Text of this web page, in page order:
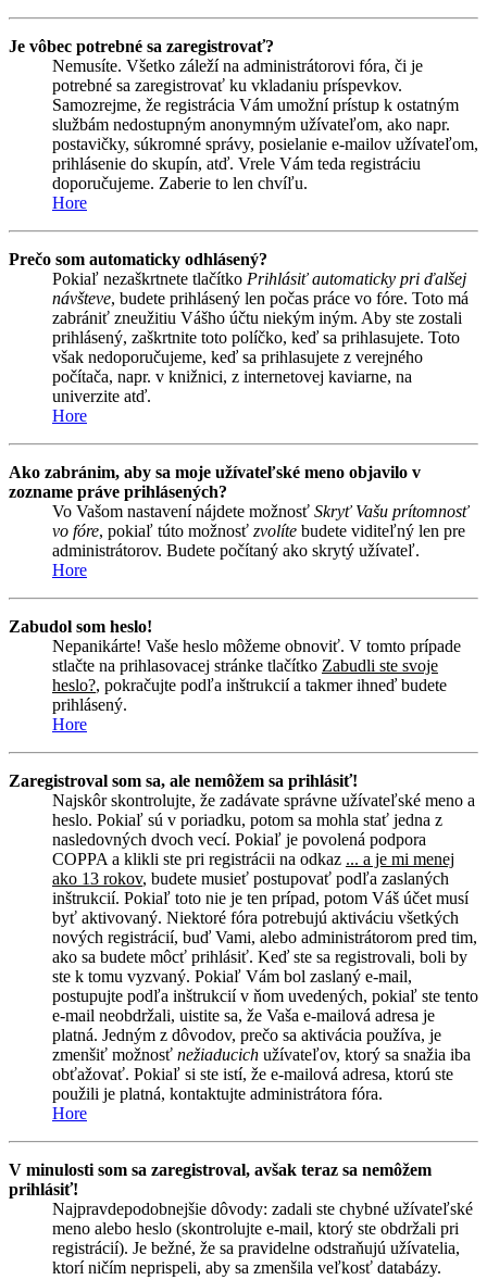
Je vôbec potrebné sa zaregistrovať?
Nemusíte. Všetko záleží na administrátorovi fóra, či je
potrebné sa zaregistrovať ku vkladaniu príspevkov.
Samozrejme, že registrácia Vám umožní prístup k ostatným
službám nedostupným anonymným užívateľom, ako napr.
postavičky, súkromné správy, posielanie e-mailov užívateľom,
prihlásenie do skupín, atď. Vrele Vám teda registráciu
doporučujeme. Zaberie to len chvíľu.
Hore
Prečo som automaticky odhlásený?
Pokiaľ nezaškrtnete tlačítko Prihlásiť automaticky pri ďalšej
návšteve, budete prihlásený len počas práce vo fóre. Toto má
zabrániť zneužitiu Vášho účtu niekým iným. Aby ste zostali
prihlásený, zaškrtnite toto políčko, keď sa prihlasujete. Toto
však nedoporučujeme, keď sa prihlasujete z verejného
počítača, napr. v knižnici, z internetovej kaviarne, na
univerzite atď.
Hore
Ako zabránim, aby sa moje užívateľské meno objavilo v
zozname práve prihlásených?
Vo Vašom nastavení nájdete možnosť Skryť Vašu prítomnosť
vo fóre, pokiaľ túto možnosť zvolíte budete viditeľný len pre
administrátorov. Budete počítaný ako skrytý užívateľ.
Hore
Zabudol som heslo!
Nepanikárte! Vaše heslo môžeme obnoviť. V tomto prípade
stlačte na prihlasovacej stránke tlačítko Zabudli ste svoje
heslo?, pokračujte podľa inštrukcií a takmer ihneď budete
prihlásený.
Hore
Zaregistroval som sa, ale nemôžem sa prihlásiť!
Najskôr skontrolujte, že zadávate správne užívateľské meno a
heslo. Pokiaľ sú v poriadku, potom sa mohla stať jedna z
nasledovných dvoch vecí. Pokiaľ je povolená podpora
COPPA a klikli ste pri registrácii na odkaz ... a je mi menej
ako 13 rokov, budete musieť postupovať podľa zaslaných
inštrukcií. Pokiaľ toto nie je ten prípad, potom Váš účet musí
byť aktivovaný. Niektoré fóra potrebujú aktiváciu všetkých
nových registrácií, buď Vami, alebo administrátorom pred tim,
ako sa budete môcť prihlásiť. Keď ste sa registrovali, boli by
ste k tomu vyzvaný. Pokiaľ Vám bol zaslaný e-mail,
postupujte podľa inštrukcií v ňom uvedených, pokiaľ ste tento
e-mail neobdržali, uistite sa, že Vaša e-mailová adresa je
platná. Jedným z dôvodov, prečo sa aktivácia používa, je
zmenšiť možnosť nežiaducich užívateľov, ktorý sa snažia iba
obťažovať. Pokiaľ si ste istí, že e-mailová adresa, ktorú ste
použili je platná, kontaktujte administrátora fóra.
Hore
V minulosti som sa zaregistroval, avšak teraz sa nemôžem
prihlásiť!
Najpravdepodobnejšie dôvody: zadali ste chybné užívateľské
meno alebo heslo (skontrolujte e-mail, ktorý ste obdržali pri
registrácií). Je bežné, že sa pravidelne odstraňujú užívatelia,
ktorí ničím neprispeli, aby sa zmenšila veľkosť databázy.